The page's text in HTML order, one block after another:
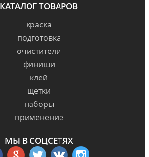
КАТАЛОГ ТОВАРОВ
краска
подготовка
очистители
финиши
клей
щетки
наборы
применение
МЫ В СОЦСЕТЯХ